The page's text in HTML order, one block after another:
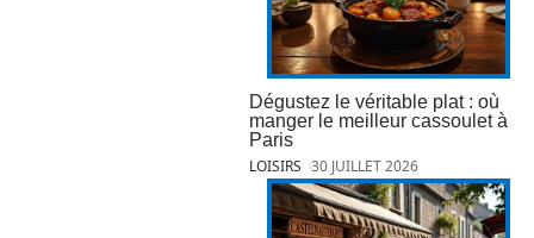
Dégustez le véritable plat : où
manger le meilleur cassoulet à
Paris
LOISIRS 30 JUILLET 2026